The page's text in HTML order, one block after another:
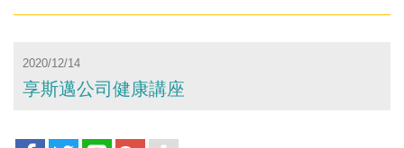
2020/12/14
享斯邁公司健康講座